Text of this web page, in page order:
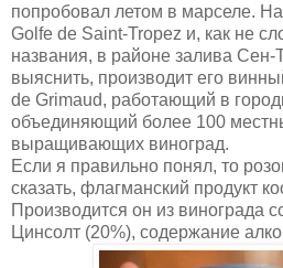
попробовал летом в марселе.
Golfe de Saint-Tropez и, как не
названия, в районе залива Сен-
выяснить, производит его
de Grimaud, работающий в
объединяющий более 100
выращивающих виноград.
Если я правильно понял, то
сказать, флагманский продукт
Производится он из винограда
Цинсолт (20%), содержание